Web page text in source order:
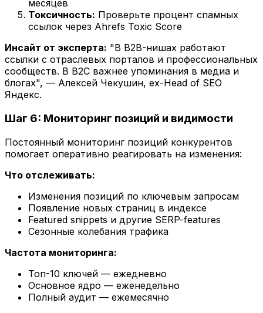
месяцев
Токсичность: Проверьте процент спамных
ссылок через Ahrefs Toxic Score
Инсайт от эксперта: "В B2B-нишах работают
ссылки с отраслевых порталов и профессиональных
сообществ. В B2C важнее упоминания в медиа и
блогах", — Алексей Чекушин, ex-Head of SEO
Яндекс.
Шаг 6: Мониторинг позиций и видимости
Постоянный мониторинг позиций конкурентов
помогает оперативно реагировать на изменения:
Что отслеживать:
Изменения позиций по ключевым запросам
Появление новых страниц в индексе
Featured snippets и другие SERP-features
Сезонные колебания трафика
Частота мониторинга:
Топ-10 ключей — ежедневно
Основное ядро — еженедельно
Полный аудит — ежемесячно